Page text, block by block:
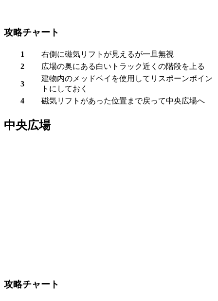
攻略チャート
1
右側に磁気リフトが見えるが一旦無視
2
広場の奥にある白いトラック近くの階段を上る
3
建物内のメッドベイを使用してリスポーンポイン
トにしておく
4
磁気リフトがあった位置まで戻って中央広場へ
中央広場
攻略チャート